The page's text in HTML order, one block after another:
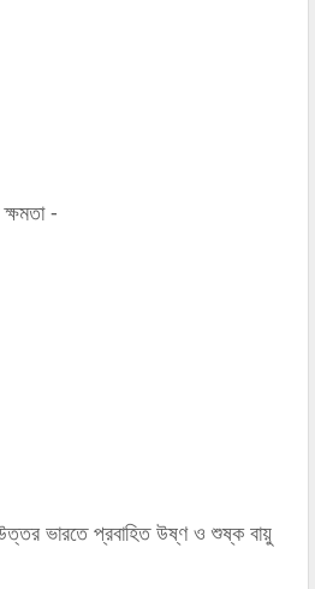
-
ভারতে প্রবাহিত উষ্ণ ও শুষ্ক বায়ু